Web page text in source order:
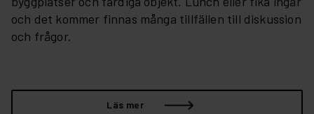
och det kommer finnas många tillfällen till diskussion
och frågor.
Läs mer